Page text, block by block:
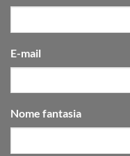
E-mail
Nome fantasia